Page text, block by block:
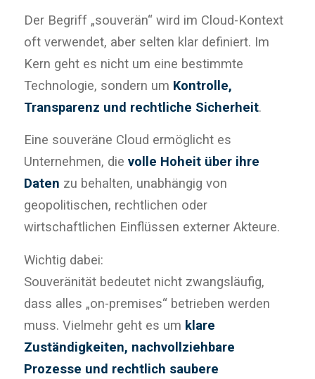
Der Begriff „souverän“ wird im Cloud-Kontext
oft verwendet, aber selten klar definiert. Im
Kern geht es nicht um eine bestimmte
Technologie, sondern um Kontrolle,
Transparenz und rechtliche Sicherheit.
Eine souveräne Cloud ermöglicht es
Unternehmen, die volle Hoheit über ihre
Daten zu behalten, unabhängig von
geopolitischen, rechtlichen oder
wirtschaftlichen Einflüssen externer Akteure.
Wichtig dabei:
Souveränität bedeutet nicht zwangsläufig,
dass alles „on-premises“ betrieben werden
muss. Vielmehr geht es um klare
Zuständigkeiten, nachvollziehbare
Prozesse und rechtlich saubere